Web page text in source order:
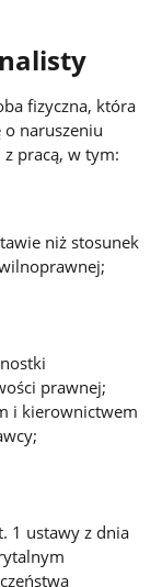
fizyczna, która
o naruszeniu
pracą, w tym:
niż stosunek
prawnej;
i kierownictwem
1 ustawy z dnia